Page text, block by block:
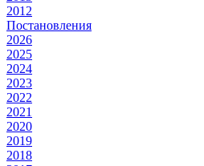
2012
Постановления
2026
2025
2024
2023
2022
2021
2020
2019
2018